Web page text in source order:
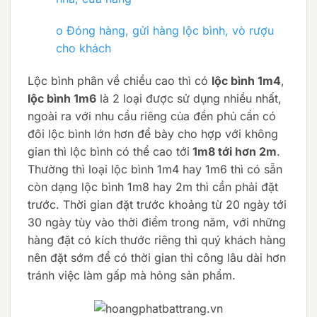
o Đóng hàng, gửi hàng lộc bình, vò rượu
cho khách
Lộc bình phân về chiều cao thì có lộc bình 1m4,
lộc bình 1m6 là 2 loại được sử dụng nhiều nhất,
ngoài ra với nhu cầu riêng của đền phủ cần có
đôi lộc bình lớn hơn để bày cho hợp với không
gian thì lộc bình có thể cao tới 1m8 tới hơn 2m.
Thường thì loại lộc bình 1m4 hay 1m6 thì có sẵn
còn dạng lộc bình 1m8 hay 2m thì cần phải đặt
trước. Thời gian đặt trước khoảng từ 20 ngày tới
30 ngày tùy vào thời điểm trong năm, với những
hàng đặt có kích thước riêng thì quý khách hàng
nên đặt sớm để có thời gian thi công lâu dài hơn
tránh việc làm gấp mà hỏng sản phẩm.